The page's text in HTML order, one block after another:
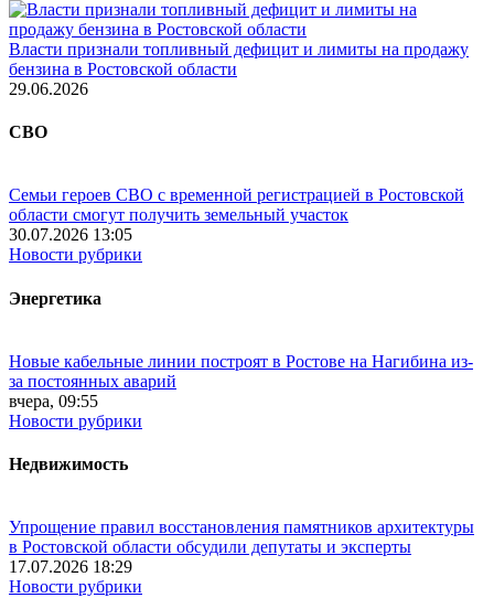
Власти признали топливный дефицит и лимиты на продажу
бензина в Ростовской области
29.06.2026
СВО
Семьи героев СВО с временной регистрацией в Ростовской
области смогут получить земельный участок
30.07.2026 13:05
Новости рубрики
Энергетика
Новые кабельные линии построят в Ростове на Нагибина из-
за постоянных аварий
вчера, 09:55
Новости рубрики
Недвижимость
Упрощение правил восстановления памятников архитектуры
в Ростовской области обсудили депутаты и эксперты
17.07.2026 18:29
Новости рубрики